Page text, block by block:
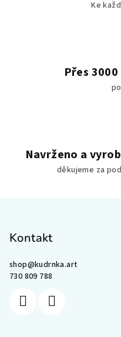
Ke
Přes
Navrženo a
děkujeme za
Kontakt
shop@kudrnka.art
730 809 788